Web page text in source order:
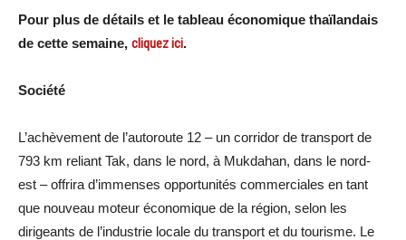
Pour plus de détails et le tableau économique thaïlandais
de cette semaine, cliquez ici.
Société
L’achèvement de l’autoroute 12 – un corridor de transport de
793 km reliant Tak, dans le nord, à Mukdahan, dans le nord-
est – offrira d’immenses opportunités commerciales en tant
que nouveau moteur économique de la région, selon les
dirigeants de l’industrie locale du transport et du tourisme. Le